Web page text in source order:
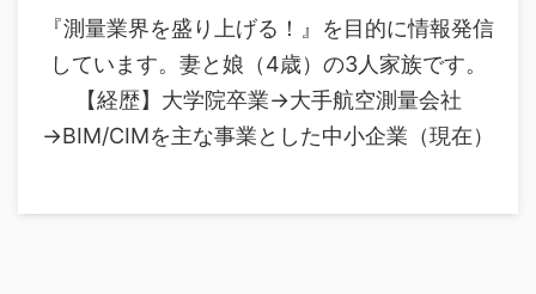
『測量業界を盛り上げる！』を目的に情報発信
しています。妻と娘（4歳）の3人家族です。
【経歴】大学院卒業→大手航空測量会社
→BIM/CIMを主な事業とした中小企業（現在）